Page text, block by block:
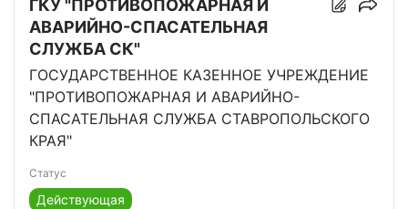
ГКУ "ПРОТИВОПОЖАРНАЯ И
АВАРИЙНО-СПАСАТЕЛЬНАЯ
СЛУЖБА СК"
ГОСУДАРСТВЕННОЕ КАЗЕННОЕ УЧРЕЖДЕНИЕ
"ПРОТИВОПОЖАРНАЯ И АВАРИЙНО-
СПАСАТЕЛЬНАЯ СЛУЖБА СТАВРОПОЛЬСКОГО
КРАЯ"
Статус
Действующая